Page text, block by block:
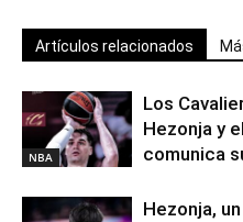
Artículos relacionados
NBA
Los
Hezonja y
comunica
Hezonja,